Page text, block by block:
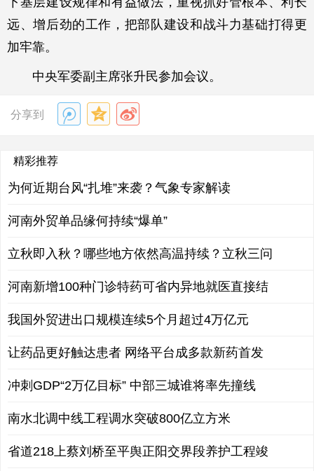
远、增后劲的工作，把部队建设和战斗力基础打得更
加牢靠。
中央军委副主席张升民参加会议。
分享到
精彩推荐
为何近期台风“扎堆”来袭？气象专家解读
河南外贸单品缘何持续“爆单”
立秋即入秋？哪些地方依然高温持续？立秋三问
河南新增100种门诊特药可省内异地就医直接结
我国外贸进出口规模连续5个月超过4万亿元
让药品更好触达患者 网络平台成多款新药首发
冲刺GDP“2万亿目标” 中部三城谁将率先撞线
南水北调中线工程调水突破800亿立方米
省道218上蔡刘桥至平舆正阳交界段养护工程竣